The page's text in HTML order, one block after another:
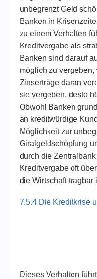
unbegrenzt Geld
Banken in
zu einem Verhalten
Kreditvergabe als
Banken sind darauf
möglich zu
Zinserträge daran
sie vergeben, desto
Obwohl Banken
an kreditwürdige
Möglichkeit zur
Giralgeldschöpfung
durch die
Kreditvergabe oft
die Wirtschaft tragbar
7.5.4 Die Kreditkrise
Dieses Verhalten